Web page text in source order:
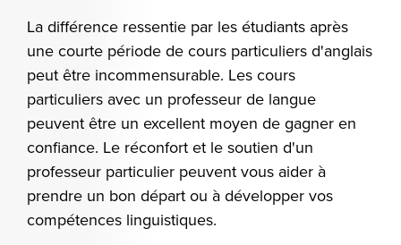
La différence ressentie par les étudiants après
une courte période de cours particuliers d'anglais
peut être incommensurable. Les cours
particuliers avec un professeur de langue
peuvent être un excellent moyen de gagner en
confiance. Le réconfort et le soutien d'un
professeur particulier peuvent vous aider à
prendre un bon départ ou à développer vos
compétences linguistiques.